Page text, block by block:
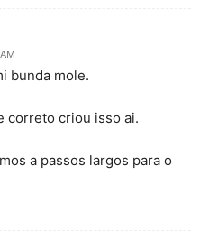
bunda mole.
correto criou isso ai.
a passos largos para o